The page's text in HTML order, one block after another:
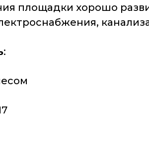
площадки хорошо
:
317